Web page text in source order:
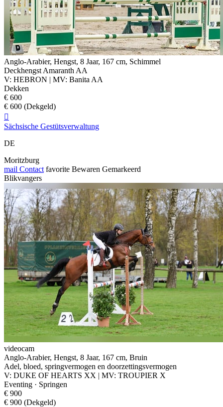
Anglo-Arabier, Hengst, 8 Jaar, 167 cm, Schimmel
Deckhengst Amaranth AA
V: HEBRON | MV: Banita AA
Dekken
€ 600
€ 600 (Dekgeld)

Sächsische Gestütsverwaltung
DE
Moritzburg
mail Contact favorite Bewaren Gemarkeerd
Blikvangers
videocam
Anglo-Arabier, Hengst, 8 Jaar, 167 cm, Bruin
Adel, bloed, springvermogen en doorzettingsvermogen
V: DUKE OF HEARTS XX | MV: TROUPIER X
Eventing · Springen
€ 900
€ 900 (Dekgeld)